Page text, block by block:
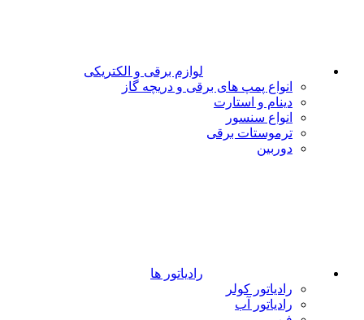
لوازم برقی و الکتریکی
انواع پمپ های برقی و دریچه گاز
دینام و استارت
انواع سنسور
ترموستات برقی
دوربین
رادیاتور ها
رادیاتور کولر
رادیاتور آب